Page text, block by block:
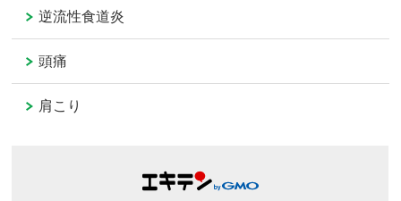
逆流性食道炎
頭痛
肩こり